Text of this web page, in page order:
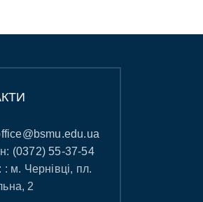
(0372) 55-37-54
м. Чернівці, пл.
2